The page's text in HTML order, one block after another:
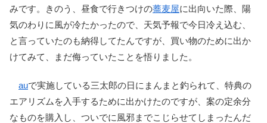
みです。きのう、昼食で行きつけの蕎麦屋に出向いた際、陽
気のわりに風が冷たかったので、天気予報で今日冷え込む、
と言っていたのも納得してたんですが、買い物のために出か
けてみて、まだ侮っていたことを悟りました。
auで実施している三太郎の日にまんまと釣られて、特典の
エアリズムを入手するために出かけたのですが、案の定余分
なものを購入し、ついでに風邪までこじらせてしまったんだ